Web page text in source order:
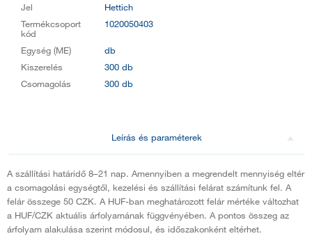
Jel
Hettich
Termékcsoport
kód
1020050403
Egység (ME)
db
Kiszerelés
300 db
Csomagolás
300 db
Leírás és paraméterek
A szállítási határidő 8–21 nap. Amennyiben a megrendelt mennyiség eltér
a csomagolási egységtől, kezelési és szállítási felárat számítunk fel. A
felár összege 50 CZK. A HUF-ban meghatározott felár mértéke változhat
a HUF/CZK aktuális árfolyamának függvényében. A pontos összeg az
árfolyam alakulása szerint módosul, és időszakonként eltérhet.